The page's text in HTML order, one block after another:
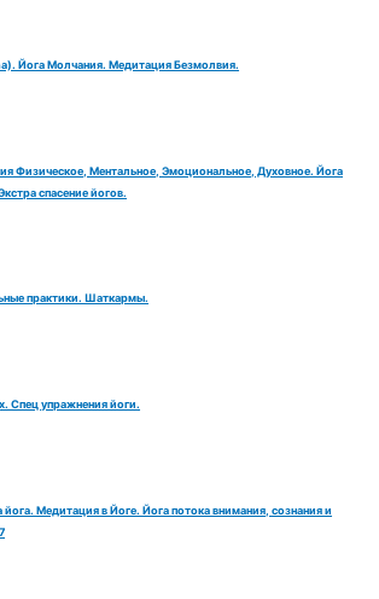
Йога Молчания. Медитация Безмолвия.
Физическое, Ментальное, Эмоциональное, Духовное. Йога
спасение йогов.
практики. Шаткармы.
Спец упражнения йоги.
Медитация в Йоге. Йога потока внимания, сознания и